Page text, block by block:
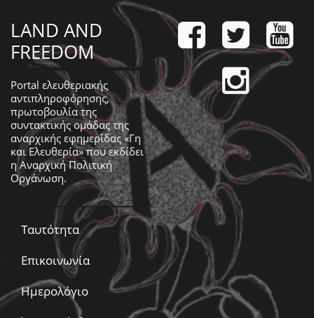
LAND AND
FREEDOM
Portal ελευθεριακής
αντιπληροφόρησης,
πρωτοβουλία της
συντακτικής ομάδας της
αναρχικής εφημερίδας «Γη
και Ελευθερία» που εκδίδει
ηΑναρχική Πολιτική
Οργάνωση.
Ταυτότητα
Επικοινωνία
Ημερολόγιο